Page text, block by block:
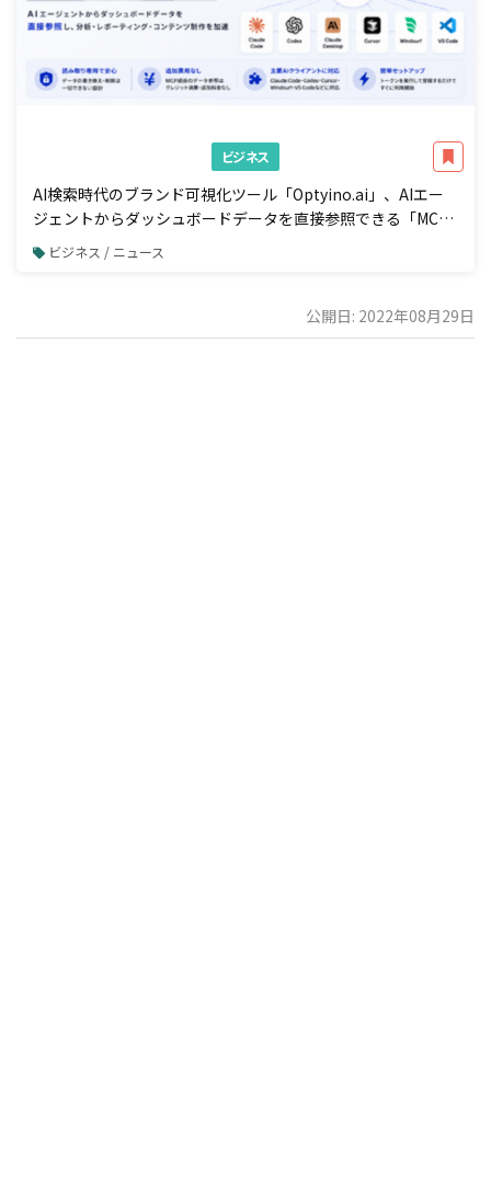
ビジネス
AI検索時代のブランド可視化ツール「Optyino.ai」、AIエー
ジェントからダッシュボードデータを直接参照できる「MCP
接続」機能を一般公開
ビジネス / ニュース
公開日: 2022年08月29日